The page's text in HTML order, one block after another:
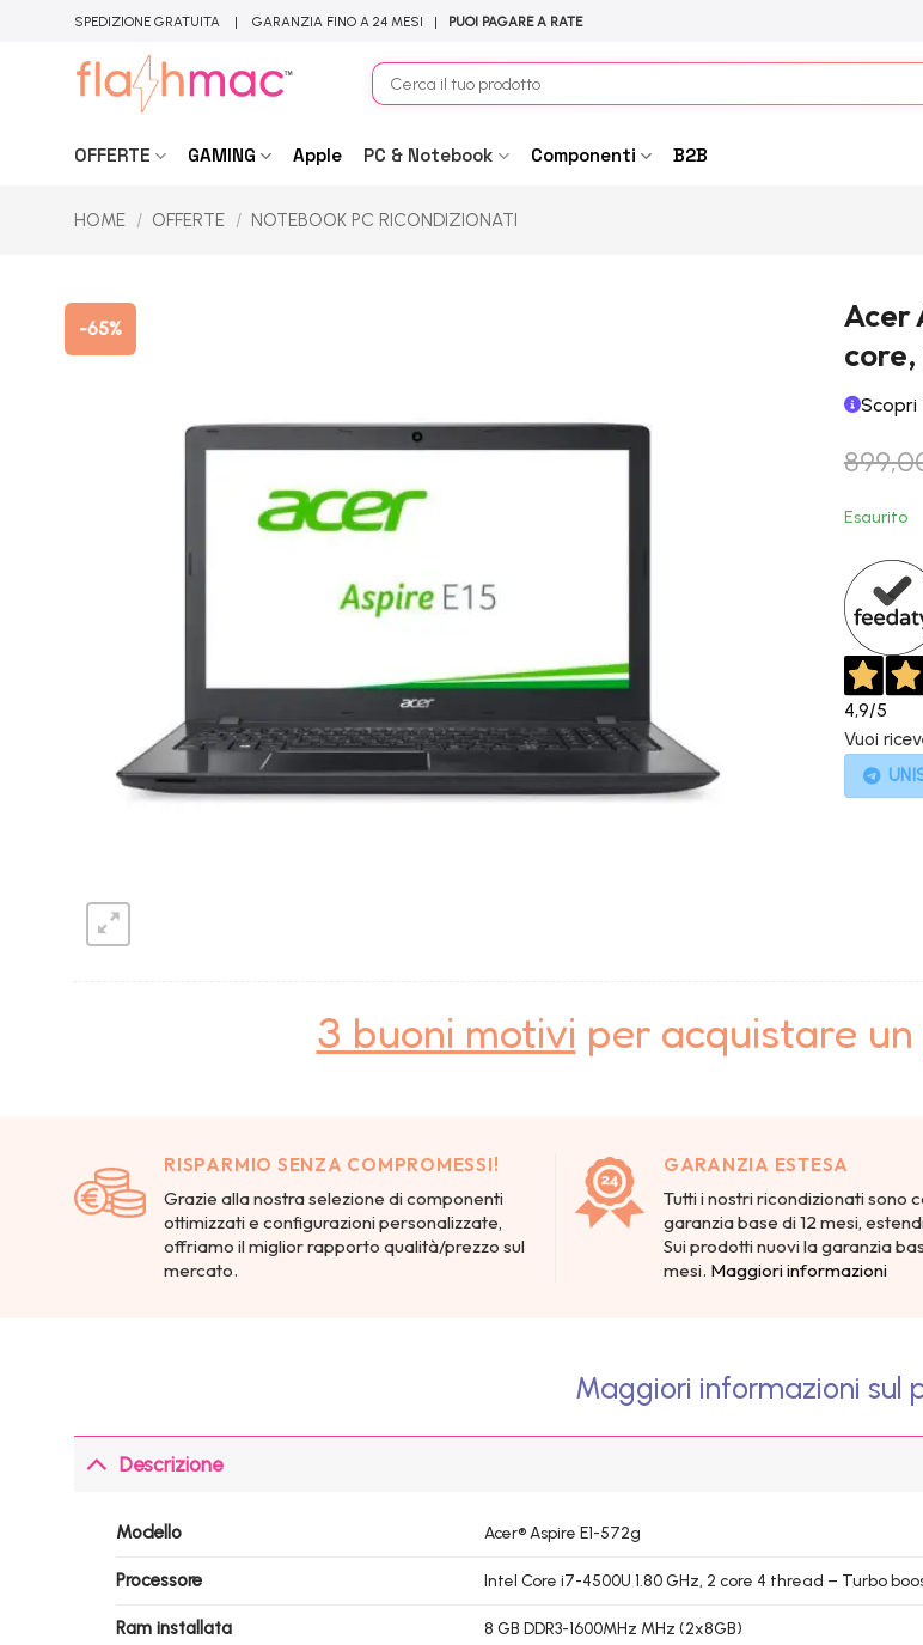
SPEDIZIONE GRATUITA | GARANZIA FINO A 24 MESI | PUOI PAGARE A RATE
Cerca:
OFFERTE GAMING Apple PC & Notebook Componenti B2B
HOME / OFFERTE / NOTEBOOK PC RICONDIZIONATI
-65%
Acer
core,
Esaurito
4,9/5
Vuoi
3 buoni motivi per acquistare
RISPARMIO SENZA COMPROMESSI!
Grazie alla nostra selezione di componenti
ottimizzati e configurazioni personalizzate,
offriamo il miglior rapporto qualità/prezzo sul
mercato.
GARANZIA ESTESA
Tutti i nostri ricondizionati sono
garanzia base di 12 mesi,
Sui prodotti nuovi la garanzia
mesi. Maggiori informazioni
Maggiori informazioni sul
Descrizione
Modello Acer® Aspire E1-572g
Processore Intel Core i7-4500U 1.80 GHz, 2 core 4 thread – Turbo
Ram installata 8 GB DDR3-1600MHz MHz (2x8GB)